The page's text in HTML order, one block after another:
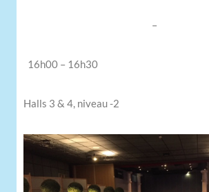
–
16h00 – 16h30
Halls 3 & 4, niveau -2